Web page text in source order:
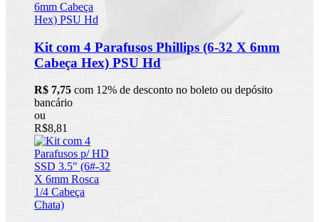
Kit com 4 Parafusos Phillips (6-32 X 6mm
Cabeça Hex) PSU Hd
R$ 7,75 com 12% de desconto no boleto ou depósito
bancário
ou
R$8,81